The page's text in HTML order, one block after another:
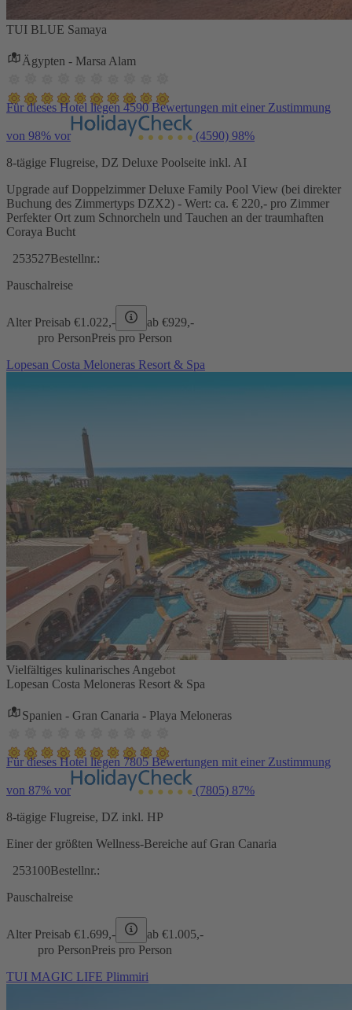
TUI BLUE Samaya
Ägypten - Marsa Alam
Für dieses Hotel liegen 4590 Bewertungen mit einer Zustimmung
von 98% vor (4590) 98%
8-tägige Flugreise, DZ Deluxe Poolseite inkl. AI
Upgrade auf Doppelzimmer Deluxe Family Pool View (bei direkter
Buchung des Zimmertyps DZX2) - Wert: ca. € 220,- pro Zimmer
Perfekter Ort zum Schnorcheln und Tauchen an der traumhaften
Coraya Bucht
253527Bestellnr.:
Pauschalreise
Alter Preisab €1.022,- ab €929,-
pro PersonPreis pro Person
Lopesan Costa Meloneras Resort & Spa
Vielfältiges kulinarisches Angebot
Lopesan Costa Meloneras Resort & Spa
Spanien - Gran Canaria - Playa Meloneras
Für dieses Hotel liegen 7805 Bewertungen mit einer Zustimmung
von 87% vor (7805) 87%
8-tägige Flugreise, DZ inkl. HP
Einer der größten Wellness-Bereiche auf Gran Canaria
253100Bestellnr.:
Pauschalreise
Alter Preisab €1.699,- ab €1.005,-
pro PersonPreis pro Person
TUI MAGIC LIFE Plimmiri